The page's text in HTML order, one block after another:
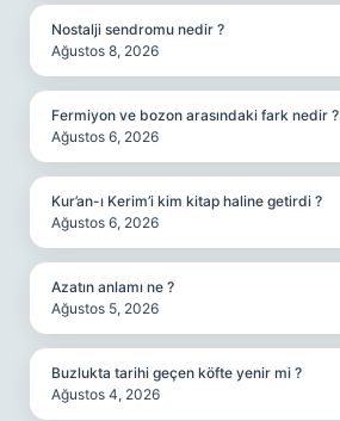
Nostalji sendromu nedir ?
Ağustos 8, 2026
Fermiyon ve bozon arasındaki fark nedir ?
Ağustos 6, 2026
Kur’an-ı Kerim’i kim kitap haline getirdi ?
Ağustos 6, 2026
Azatın anlamı ne ?
Ağustos 5, 2026
Buzlukta tarihi geçen köfte yenir mi ?
Ağustos 4, 2026